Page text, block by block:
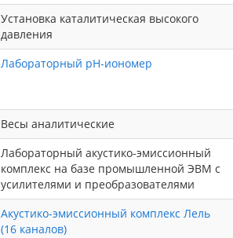
Установка каталитическая высокого
давления
Лабораторный pH-иономер
Весы аналитические
Лабораторный акустико-эмиссионный
комплекс на базе промышленной ЭВМ с
усилителями и преобразователями
Акустико-эмиссионный комплекс Лель
(16 каналов)